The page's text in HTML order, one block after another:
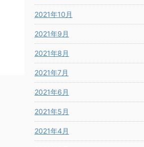
2021年10月
2021年9月
2021年8月
2021年7月
2021年6月
2021年5月
2021年4月